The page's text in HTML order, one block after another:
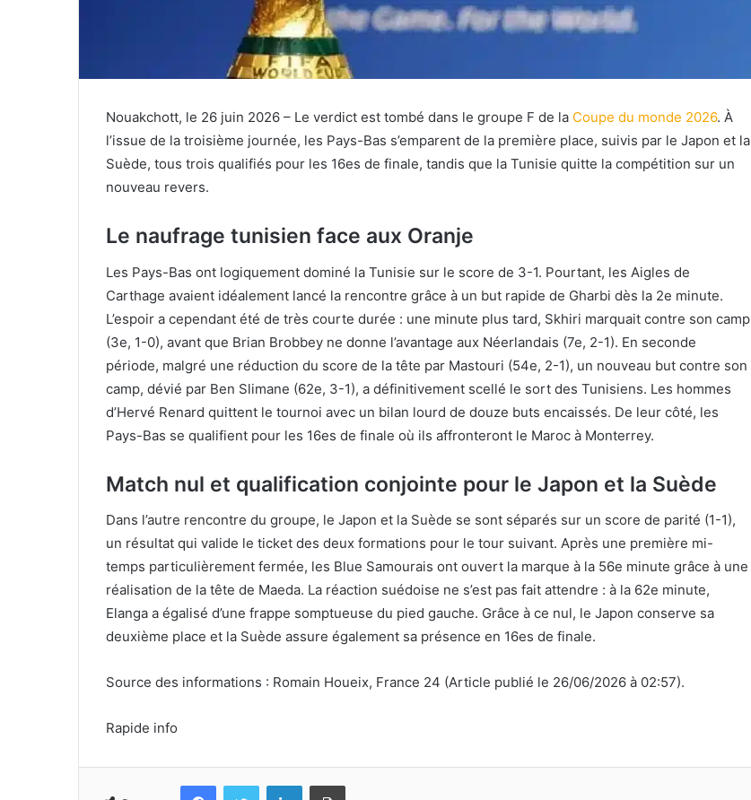
Nouakchott, le 26 juin 2026 – Le verdict est tombé dans le groupe F de la Coupe du monde 2026. À
l’issue de la troisième journée, les Pays-Bas s’emparent de la première place, suivis par le Japon et la
Suède, tous trois qualifiés pour les 16es de finale, tandis que la Tunisie quitte la compétition sur un
nouveau revers.
Le naufrage tunisien face aux Oranje
Les Pays-Bas ont logiquement dominé la Tunisie sur le score de 3-1. Pourtant, les Aigles de
Carthage avaient idéalement lancé la rencontre grâce à un but rapide de Gharbi dès la 2e minute.
L’espoir a cependant été de très courte durée : une minute plus tard, Skhiri marquait contre son camp
(3e, 1-0), avant que Brian Brobbey ne donne l’avantage aux Néerlandais (7e, 2-1). En seconde
période, malgré une réduction du score de la tête par Mastouri (54e, 2-1), un nouveau but contre son
camp, dévié par Ben Slimane (62e, 3-1), a définitivement scellé le sort des Tunisiens. Les hommes
d’Hervé Renard quittent le tournoi avec un bilan lourd de douze buts encaissés. De leur côté, les
Pays-Bas se qualifient pour les 16es de finale où ils affronteront le Maroc à Monterrey.
Match nul et qualification conjointe pour le Japon et la Suède
Dans l’autre rencontre du groupe, le Japon et la Suède se sont séparés sur un score de parité (1-1),
un résultat qui valide le ticket des deux formations pour le tour suivant. Après une première mi-
temps particulièrement fermée, les Blue Samourais ont ouvert la marque à la 56e minute grâce à une
réalisation de la tête de Maeda. La réaction suédoise ne s’est pas fait attendre : à la 62e minute,
Elanga a égalisé d’une frappe somptueuse du pied gauche. Grâce à ce nul, le Japon conserve sa
deuxième place et la Suède assure également sa présence en 16es de finale.
Source des informations : Romain Houeix, France 24 (Article publié le 26/06/2026 à 02:57).
Rapide info
FacebookTwitter LinkedinImprimer